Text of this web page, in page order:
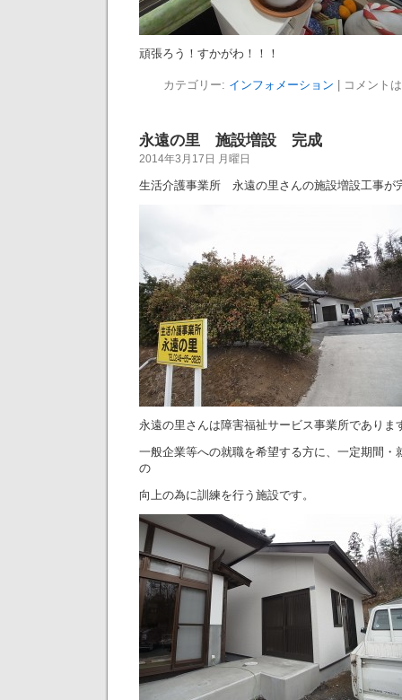
頑張ろう！すかがわ！！！
カテゴリー: インフォメーション コメント
永遠の里 施設増設 完成
2014年3月17日 月曜日
生活介護事業所 永遠の里さんの施設増設工事が
永遠の里さんは障害福祉サービス事業所でありま
一般企業等への就職を希望する方に、一定期間・
の
向上の為に訓練を行う施設です。